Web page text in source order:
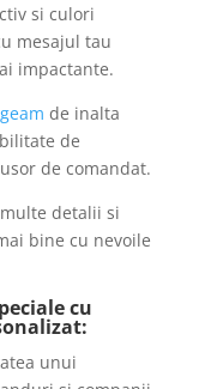
si culori
mesajul tau
impactante.
de inalta
de
de comandat.
detalii si
bine cu nevoile
cu
unui